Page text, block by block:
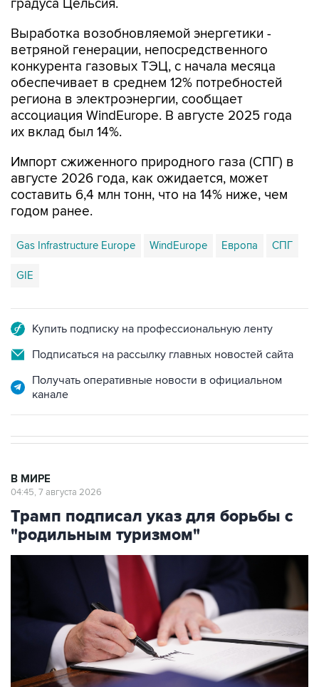
градуса Цельсия.
Выработка возобновляемой энергетики -
ветряной генерации, непосредственного
конкурента газовых ТЭЦ, с начала месяца
обеспечивает в среднем 12% потребностей
региона в электроэнергии, сообщает
ассоциация WindEurope. В августе 2025 года
их вклад был 14%.
Импорт сжиженного природного газа (СПГ) в
августе 2026 года, как ожидается, может
составить 6,4 млн тонн, что на 14% ниже, чем
годом ранее.
Gas Infrastructure Europe WindEurope Европа СПГ
GIE
Купить подписку на профессиональную ленту
Подписаться на рассылку главных новостей сайта
Получать оперативные новости в официальном
канале
В МИРЕ
04:45, 7 августа 2026
Трамп подписал указ для борьбы с
"родильным туризмом"